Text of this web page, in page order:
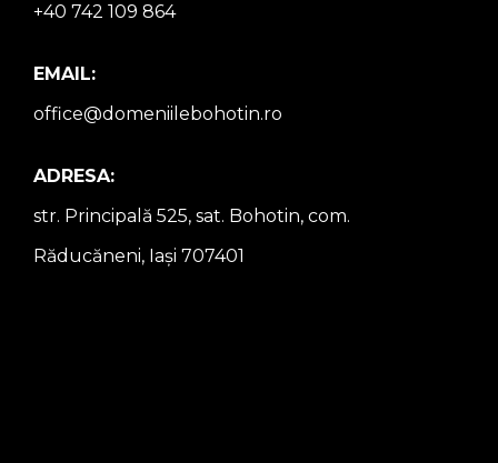
+40 742 109 864
EMAIL:
office@domeniilebohotin.ro
ADRESA:
str. Principală 525, sat. Bohotin, com.
Răducăneni, Iași 707401